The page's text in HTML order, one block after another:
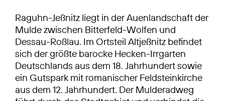
Raguhn-Jeßnitz liegt in der Auenlandschaft der
Mulde zwischen Bitterfeld-Wolfen und
Dessau-Roßlau. Im Ortsteil Altjeßnitz befindet
sich der größte barocke Hecken-Irrgarten
Deutschlands aus dem 18. Jahrhundert sowie
ein Gutspark mit romanischer Feldsteinkirche
aus dem 12. Jahrhundert. Der Mulderadweg